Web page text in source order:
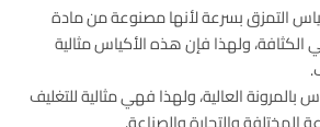
التمزق بسرعة لأنها مصنوعة من مادة
الكثافة، ولهذا فإن هذه الأكياس مثالية
بالمرونة العالية، ولهذا فهي مثالية للتغليف